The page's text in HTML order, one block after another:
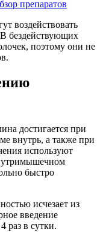
препаратов
воздействовать
бездействующих
поэтому они не
достигается при
внутрь, а также при
используют
быстро
исчезает из
введение
раз в сутки.